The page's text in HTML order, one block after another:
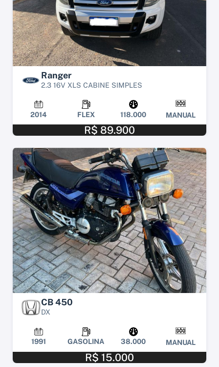
Ranger
2.3 16V XLS CABINE SIMPLES
2014 FLEX 118.000 MANUAL
R$ 89.900
CB 450
DX
1991 GASOLINA 38.000 MANUAL
R$ 15.000